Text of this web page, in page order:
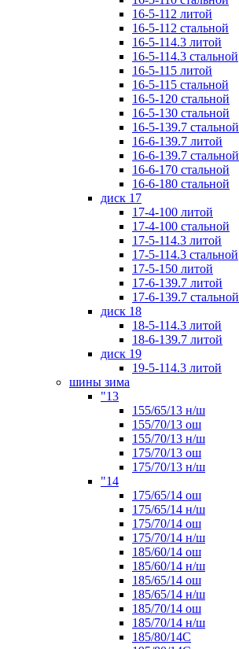
16-5-112 литой
16-5-112 стальной
16-5-114.3 литой
16-5-114.3 стальной
16-5-115 литой
16-5-115 стальной
16-5-120 стальной
16-5-130 стальной
16-5-139.7 стальной
16-6-139.7 литой
16-6-139.7 стальной
16-6-170 стальной
16-6-180 стальной
диск 17
17-4-100 литой
17-4-100 стальной
17-5-114.3 литой
17-5-114.3 стальной
17-5-150 литой
17-6-139.7 литой
17-6-139.7 стальной
диск 18
18-5-114.3 литой
18-6-139.7 литой
диск 19
19-5-114.3 литой
шины зима
"13
155/65/13 н/ш
155/70/13 ош
155/70/13 н/ш
175/70/13 ош
175/70/13 н/ш
"14
175/65/14 ош
175/65/14 н/ш
175/70/14 ош
175/70/14 н/ш
185/60/14 ош
185/60/14 н/ш
185/65/14 ош
185/65/14 н/ш
185/70/14 ош
185/70/14 н/ш
185/80/14С